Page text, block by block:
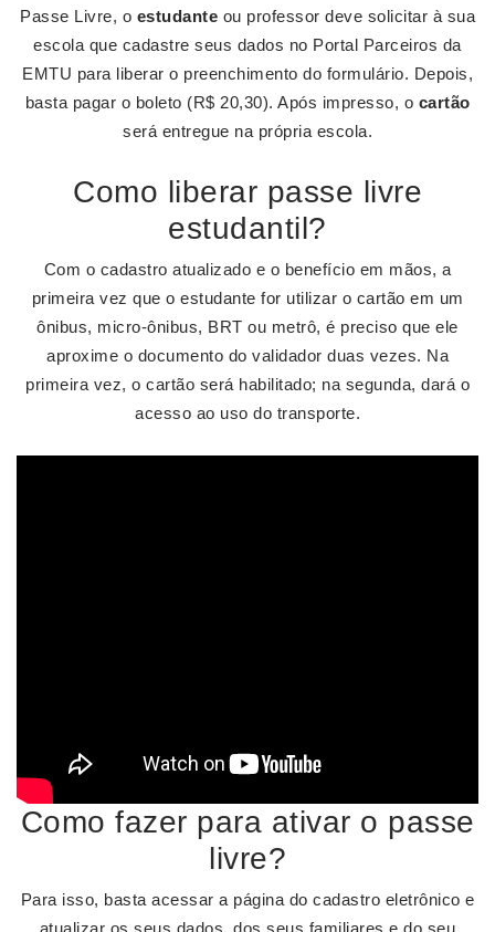
Passe Livre, o estudante ou professor deve solicitar à sua
escola que cadastre seus dados no Portal Parceiros da
EMTU para liberar o preenchimento do formulário. Depois,
basta pagar o boleto (R$ 20,30). Após impresso, o cartão
será entregue na própria escola.
Como liberar passe livre
estudantil?
Com o cadastro atualizado e o benefício em mãos, a
primeira vez que o estudante for utilizar o cartão em um
ônibus, micro-ônibus, BRT ou metrô, é preciso que ele
aproxime o documento do validador duas vezes. Na
primeira vez, o cartão será habilitado; na segunda, dará o
acesso ao uso do transporte.
Como fazer para ativar o passe
livre?
Para isso, basta acessar a página do cadastro eletrônico e
atualizar os seus dados, dos seus familiares e do seu